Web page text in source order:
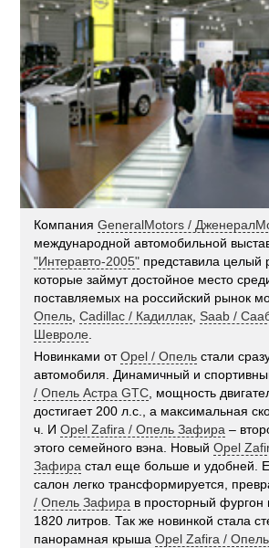
КомпанияGeneralMotors /
международной автомобильной
"Интеравто-2005" представила целый
которые займут достойное место
поставляемых на российский рынок
Опель ,Cadillac / Кадиллак Saab /
Шевроле
Новинками отOpel / Опель стали
автомобиля. Динамичный и
/ Опель Астра GTC , мощность
достигает 200 л.с., а максимальная
ч. ИOpel Zafira / Опель Зафира –
этого семейного вэна. НовыйOpel
Зафира стал еще больше и удобней.
салон легко трансформируется,
/ Опель Зафира в просторный фургон
1820 литров. Так же новинкой стала
панорамная крышаOpel Zafira /